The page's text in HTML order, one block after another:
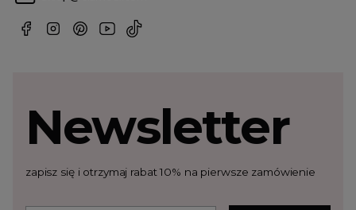
Newsletter
zapisz się i otrzymaj rabat 10% na pierwsze zamówienie